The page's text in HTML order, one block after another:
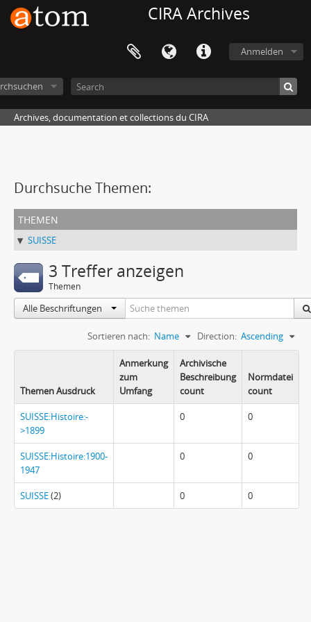
CIRA Archives
Anmelden
Archives, documentation et collections du CIRA
Durchsuche Themen:
themen
SUISSE
3 Treffer anzeigen
Themen
Alle Beschriftungen
Sortieren nach: Name Direction: Ascending
Themen Ausdruck
Anmerkung
zum
Umfang
Archivische
Beschreibung
count
Normdatei
count
SUISSE:Histoire:-
>1899
0 0
SUISSE:Histoire:1900-
1947
0 0
SUISSE(2) 0 0